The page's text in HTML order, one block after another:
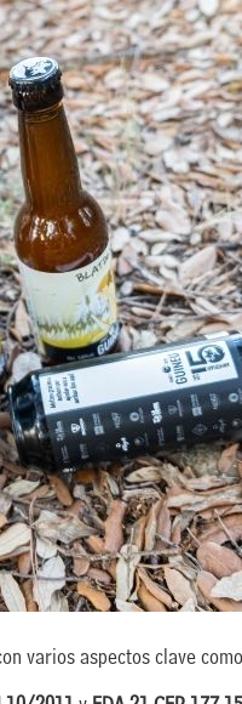
varios aspectos clave